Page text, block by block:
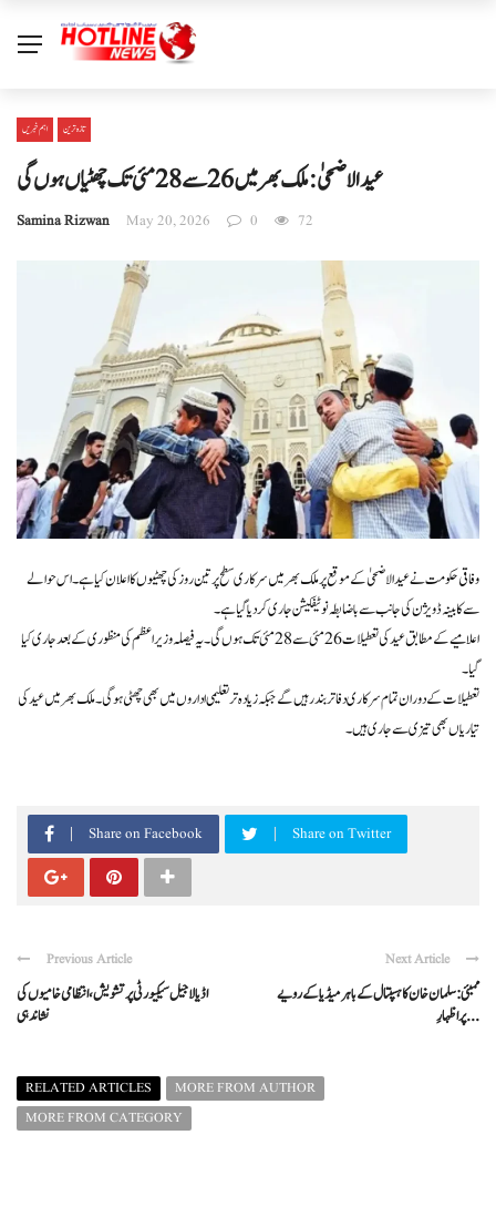
اہم خبریں تازہ ترین
عیدالاضحیٰ: ملک بھر میں 26 سے 28 مئی تک چھٹیاں ہوں گی
Samina Rizwan May 20, 2026 0 72
وفاقی حکومت نے عیدالاضحیٰ کے موقع پر ملک بھر میں سرکاری سطح پر تین روز کی چھٹیوں کا اعلان کیا ہے۔ اس حوالے
سے کابینہ ڈویژن کی جانب سے باضابطہ نوٹیفکیشن جاری کر دیا گیا ہے۔
اعلامیے کے مطابق عید کی تعطیلات 26 مئی سے 28 مئی تک ہوں گی۔ یہ فیصلہ وزیراعظم کی منظوری کے بعد جاری کیا
گیا۔
تعطیلات کے دوران تمام سرکاری دفاتر بند رہیں گے جبکہ زیادہ تر تعلیمی اداروں میں بھی چھٹی ہوگی۔ ملک بھر میں عید کی
تیاریاں بھی تیزی سے جاری ہیں۔
Share on Facebook Share on Twitter
Previous Article
اڈیالا جیل سیکیورٹی پر تشویش، انتظامی خامیوں کی
نشاندہی
Next Article
ممبئی: سلمان خان کا ہسپتال کے باہر میڈیا کے رویے
پر اظہارِ ...
RELATED ARTICLES
MORE FROM AUTHOR
MORE FROM CATEGORY